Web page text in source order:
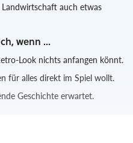
Landwirtschaft auch etwas
wenn ...
Look nichts anfangen könnt.
für alles direkt im Spiel wollt.
Geschichte erwartet.